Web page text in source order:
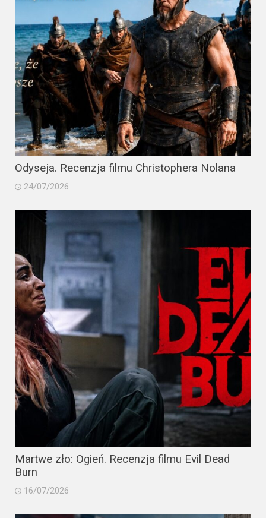
Odyseja. Recenzja filmu Christophera Nolana
24/07/2026
Martwe zło: Ogień. Recenzja filmu Evil Dead
Burn
16/07/2026